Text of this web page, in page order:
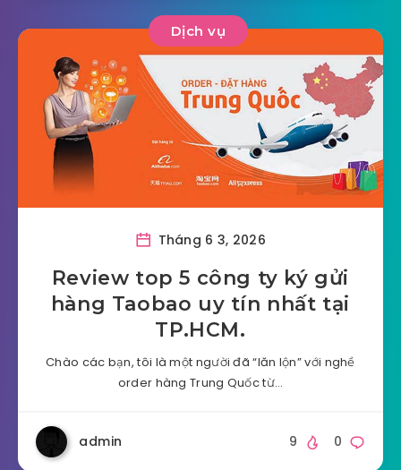
Dịch vụ
Tháng 6 3, 2026
Review top 5 công ty ký gửi
hàng Taobao uy tín nhất tại
TP.HCM.
Chào các bạn, tôi là một người đã “lăn lộn” với nghề
order hàng Trung Quốc từ…
admin 0
9